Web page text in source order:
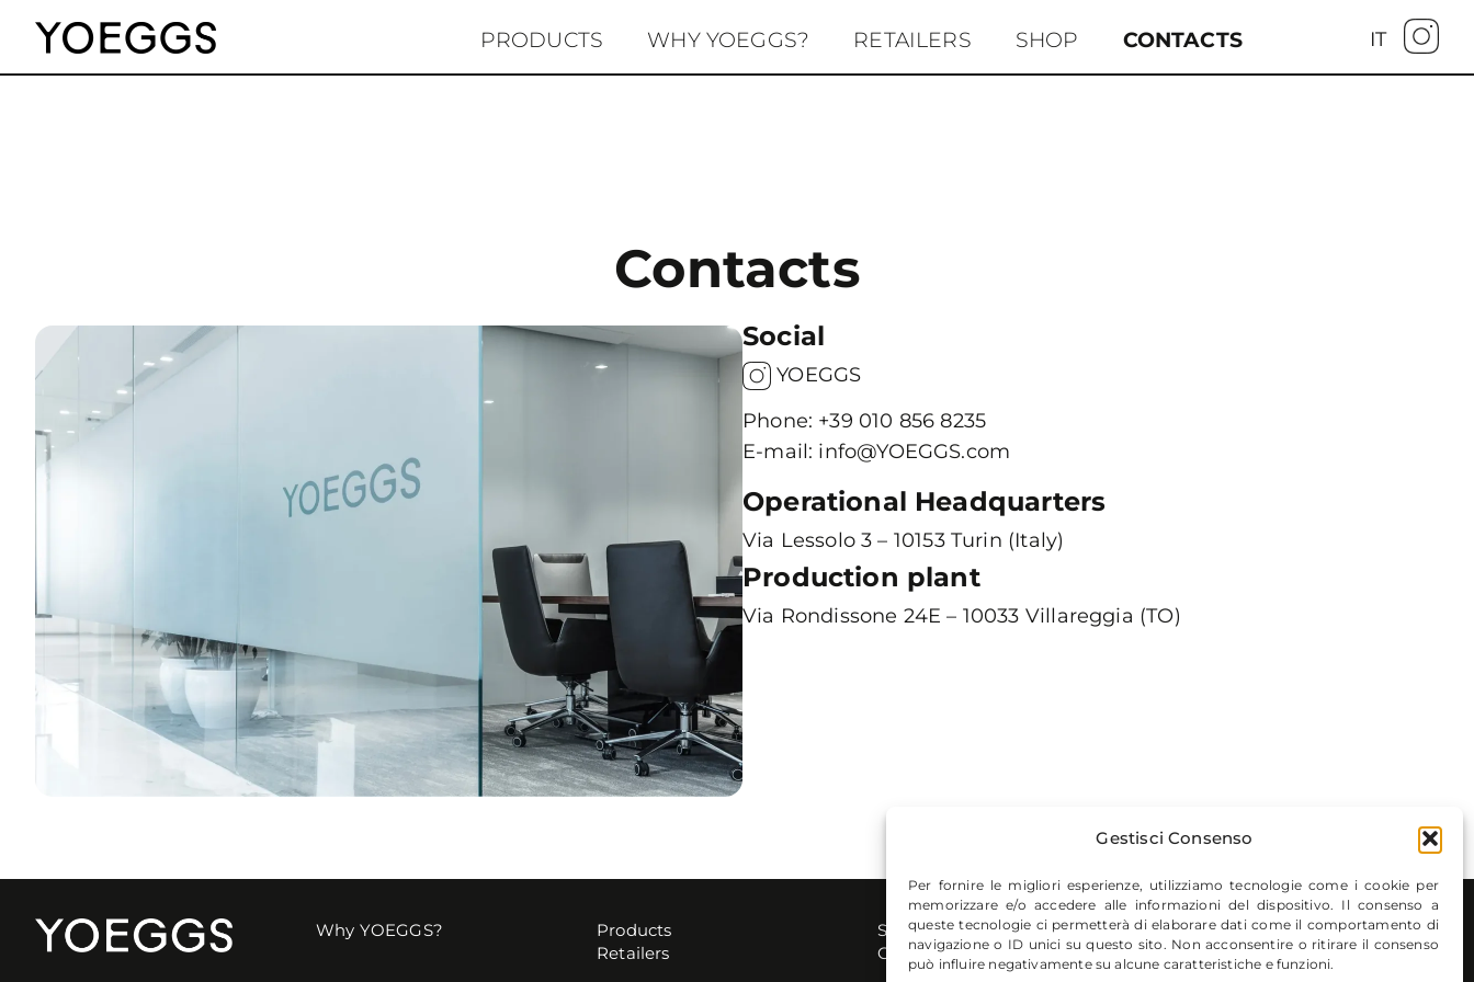
Gestisci Consenso
Per fornire le migliori esperienze, utilizziamo tecnologie come i cookie per
memorizzare e/o accedere alle informazioni del dispositivo. Il consenso a
queste tecnologie ci permetterà di elaborare dati come il comportamento di
navigazione o ID unici su questo sito. Non acconsentire o ritirare il consenso
può influire negativamente su alcune caratteristiche e funzioni.
IT
PRODUCTS WHY YOEGGS? RETAILERS SHOP CONTACTS
Contacts
Social
YOEGGS
Phone: +39 010 856 8235
E-mail: info@YOEGGS.com
Operational Headquarters
Via Lessolo 3 – 10153 Turin (Italy)
Production plant
Via Rondissone 24E – 10033 Villareggia (TO)
Why YOEGGS?
Products
Retailers
Shop
Contacts
YOEGGS